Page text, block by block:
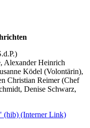
Alexander Heinrich
Ködel (Volontärin),
Christian Reimer (Chef
Denise Schwarz,
(hib) (Interner Link)